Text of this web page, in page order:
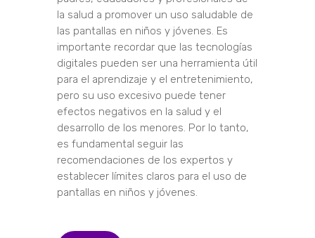
la salud a promover un uso saludable de
las pantallas en niños y jóvenes. Es
importante recordar que las tecnologías
digitales pueden ser una herramienta útil
para el aprendizaje y el entretenimiento,
pero su uso excesivo puede tener
efectos negativos en la salud y el
desarrollo de los menores. Por lo tanto,
es fundamental seguir las
recomendaciones de los expertos y
establecer límites claros para el uso de
pantallas en niños y jóvenes.